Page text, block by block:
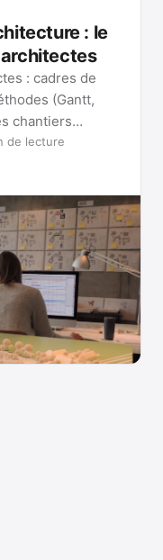
: le
: cadres de
(Gantt,
chantiers
de lecture